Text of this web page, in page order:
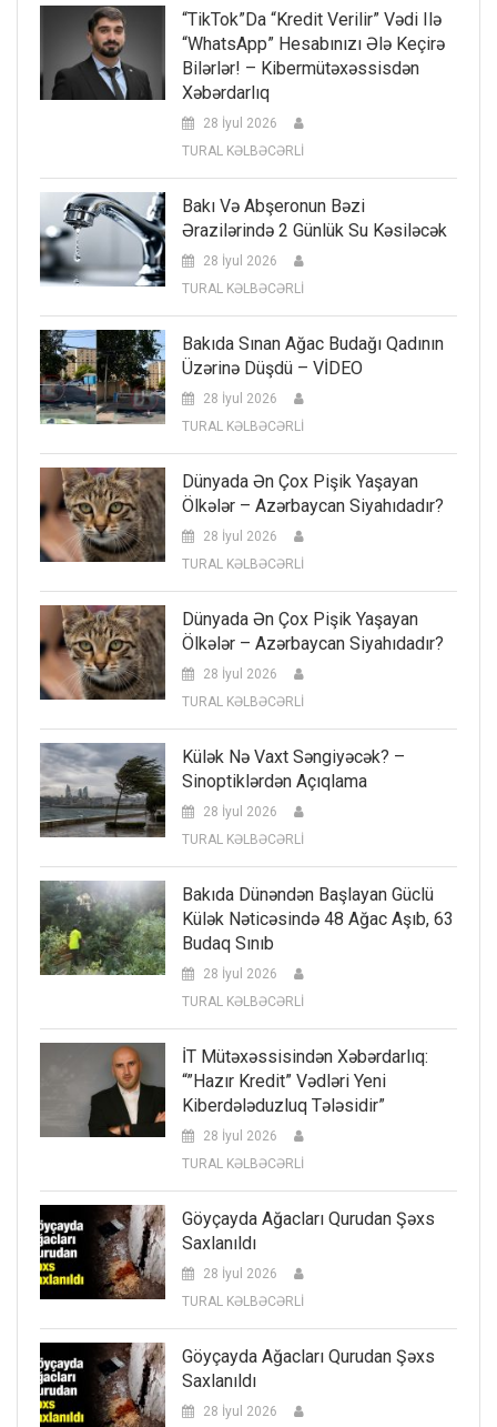
“TikTok”da “kredit Verilir” Vədi Ilə
“WhatsApp” Hesabınızı Ələ Keçirə
Bilərlər! – Kibermütəxəssisdən
Xəbərdarlıq
28 İyul 2026
TURAL KƏLBƏCƏRLİ
Bakı Və Abşeronun Bəzi
Ərazilərində 2 Günlük Su Kəsiləcək
28 İyul 2026
TURAL KƏLBƏCƏRLİ
Bakıda Sınan Ağac Budağı Qadının
Üzərinə Düşdü – VİDEO
28 İyul 2026
TURAL KƏLBƏCƏRLİ
Dünyada Ən Çox Pişik Yaşayan
Ölkələr – Azərbaycan Siyahıdadır?
28 İyul 2026
TURAL KƏLBƏCƏRLİ
Dünyada Ən Çox Pişik Yaşayan
Ölkələr – Azərbaycan Siyahıdadır?
28 İyul 2026
TURAL KƏLBƏCƏRLİ
Külək Nə Vaxt Səngiyəcək? –
Sinoptiklərdən Açıqlama
28 İyul 2026
TURAL KƏLBƏCƏRLİ
Bakıda Dünəndən Başlayan Güclü
Külək Nəticəsində 48 Ağac Aşıb, 63
Budaq Sınıb
28 İyul 2026
TURAL KƏLBƏCƏRLİ
İT Mütəxəssisindən Xəbərdarlıq:
“”Hazır Kredit” Vədləri Yeni
Kiberdələduzluq Tələsidir”
28 İyul 2026
TURAL KƏLBƏCƏRLİ
Göyçayda Ağacları Qurudan Şəxs
Saxlanıldı
28 İyul 2026
TURAL KƏLBƏCƏRLİ
Göyçayda Ağacları Qurudan Şəxs
Saxlanıldı
28 İyul 2026